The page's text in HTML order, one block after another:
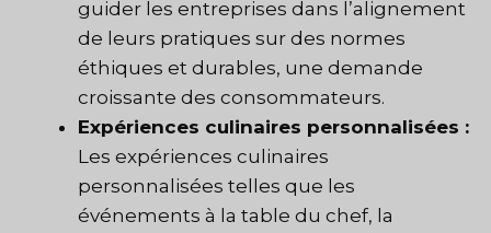
guider les entreprises dans l’alignement
de leurs pratiques sur des normes
éthiques et durables, une demande
croissante des consommateurs.
Expériences culinaires personnalisées :
Les expériences culinaires
personnalisées telles que les
événements à la table du chef, la